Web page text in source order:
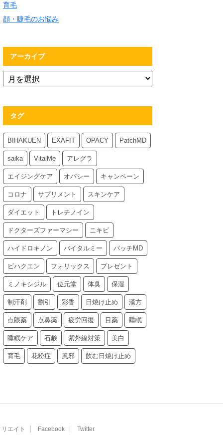
育毛
顔・睫毛のお悩み
アーカイブ
タグ
BIHAKUEN EXAFIT OPACY PatchMD
saika VitalMe アレグラ
エイジングケア オパシー キャンペーン
コロナ サプリメント スキンケア
ダイエット トレチノイン
ドクターズファーマシー ニキビ
ハイドロキノン バイタルミー パッチMD
ビハクエン フォリックス プレゼント
ミノキシジル 位元堂 体臭 保湿
制汗剤 割引 彩香 日焼け止め 漢方
点眼薬 点鼻薬 疲労回復 目薬 睡眠
睡眠ケア 石鹸 紫外線対策 美白
育毛 花粉症 風邪 飲む日焼け止め
エイト Facebook Twitter